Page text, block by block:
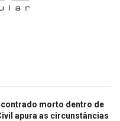
morto dentro de
apura as circunstâncias